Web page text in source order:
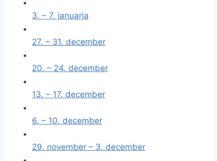
3. – 7. januarja
27. – 31. december
20. – 24. december
13. – 17. december
6. – 10. december
29. november – 3. december